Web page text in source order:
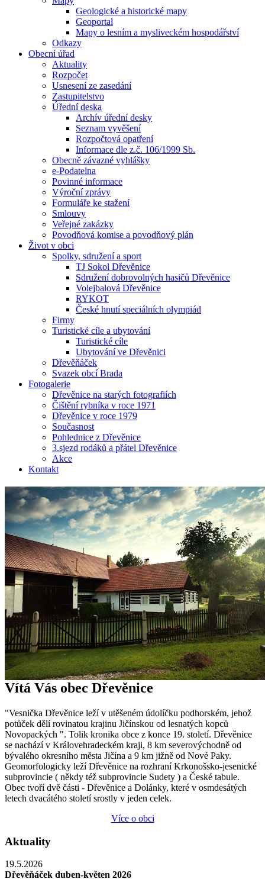
Geologické a historické mapy
Geoportal
Mapy o lesním a mysliveckém hospodářství
Odkazy
Obecní úřad
Aktuality
Rozpočet
Usnesení ze zasedání
Zastupitelstvo
Úřední deska
Archív úřední desky
Seznam vyvěšení
Rozpočtová opatření
Informace dle z.č. 106/1999 Sb.
Obecně závazné vyhlášky
e-Podatelna
Povinné informace
Výroční zprávy
Formuláře ke stažení
Smlouvy
Veřejné zakázky
Povodňová komise a povodňový plán
Život v obci
Spolky, sdružení a sport
TJ Sokol Dřevěnice
Sdružení dobrovolných hasičů Dřevěnice
Volejbalová Dřevěnice
RYKOT
České hnutí speciálních olympiád
Firmy
Turistické cíle a ubytování
Turistické cíle
Ubytování ve Dřevěnici
Dřevěňáček
Svazek obcí Brada
Fotogalerie
Dřevěnice na starých fotografiích
Čištění rybníka v roce 1971
Dřevěnice v roce 1979
Současnost
Pohlednice z Dřevěnice
3.sjezd rodáků a přátel Dřevěnice
Akce
Kontakt
Vítá Vás obec Dřevěnice
"Vesnička Dřevěnice leží v utěšeném údolíčku podhorském, jehož
potůček dělí rovinatou krajinu Jičínskou od lesnatých kopců
Novopackých ". Tolik kronika obce z konce 19. století. Dřevěnice
se nachází v Královehradeckém kraji, 8 km severovýchodně od
bývalého okresního města Jičína a 9 km jižně od Nové Paky.
Geomorfologicky leží Dřevěnice na rozhraní Krkonošsko-jesenické
subprovincie ( někdy též subprovincie Sudety ) a České tabule.
Obec tvoří dvě části - Dřevěnice a Dolánky, které v osmdesátých
letech dvacátého století srostly v jeden celek.
Více o obci
Aktuality
19.5.2026
Dřevěňáček duben-květen 2026